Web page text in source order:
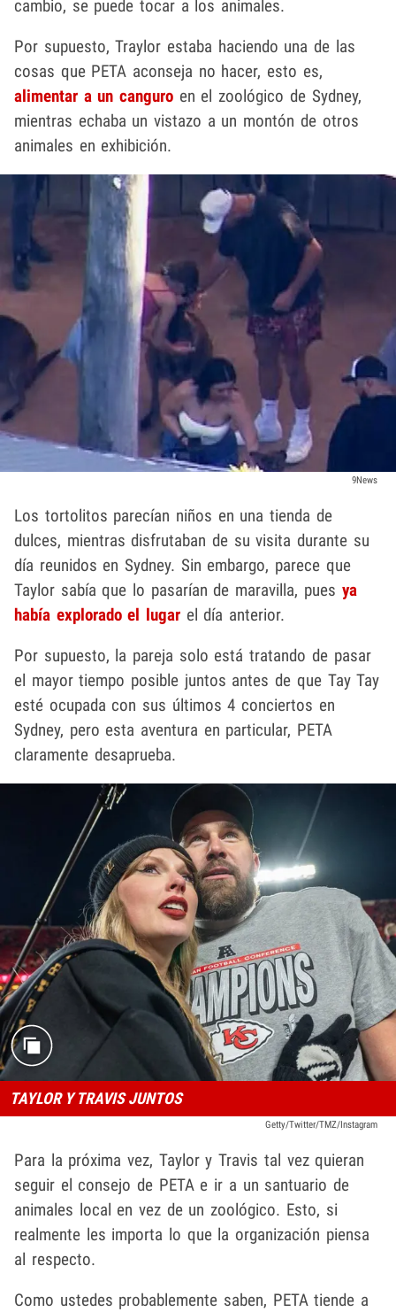
cambio, se puede tocar a los animales.
Por supuesto, Traylor estaba haciendo una de las
cosas que PETA aconseja no hacer, esto es,
alimentar a un canguro en el zoológico de Sydney,
mientras echaba un vistazo a un montón de otros
animales en exhibición.
9News
Los tortolitos parecían niños en una tienda de
dulces, mientras disfrutaban de su visita durante su
día reunidos en Sydney. Sin embargo, parece que
Taylor sabía que lo pasarían de maravilla, pues ya
había explorado el lugar el día anterior.
Por supuesto, la pareja solo está tratando de pasar
el mayor tiempo posible juntos antes de que Tay Tay
esté ocupada con sus últimos 4 conciertos en
Sydney, pero esta aventura en particular, PETA
claramente desaprueba.
TAYLOR Y TRAVIS JUNTOS
Getty/Twitter/TMZ/Instagram
Para la próxima vez, Taylor y Travis tal vez quieran
seguir el consejo de PETA e ir a un santuario de
animales local en vez de un zoológico. Esto, si
realmente les importa lo que la organización piensa
al respecto.
Como ustedes probablemente saben, PETA tiende a